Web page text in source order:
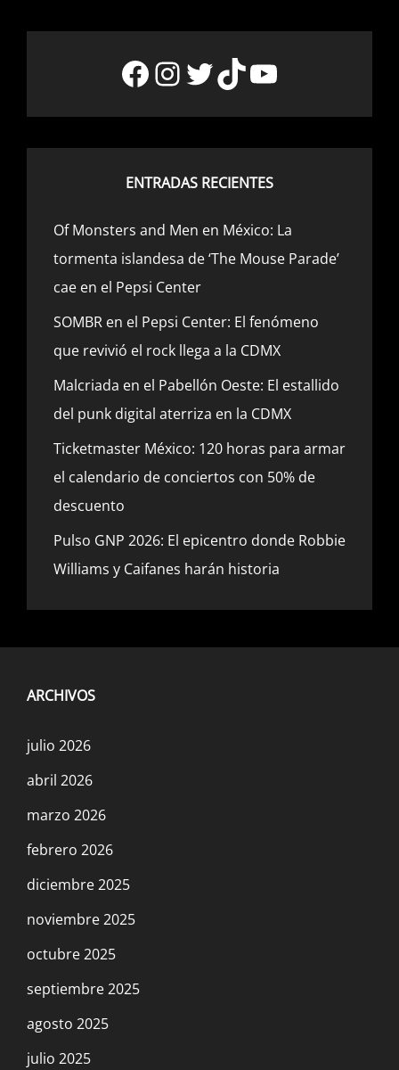
Facebook
Instagram
Twitter
TikTok
YouTube
ENTRADAS RECIENTES
Of Monsters and Men en México: La
tormenta islandesa de ‘The Mouse Parade’
cae en el Pepsi Center
SOMBR en el Pepsi Center: El fenómeno
que revivió el rock llega a la CDMX
Malcriada en el Pabellón Oeste: El estallido
del punk digital aterriza en la CDMX
Ticketmaster México: 120 horas para armar
el calendario de conciertos con 50% de
descuento
Pulso GNP 2026: El epicentro donde Robbie
Williams y Caifanes harán historia
ARCHIVOS
julio 2026
abril 2026
marzo 2026
febrero 2026
diciembre 2025
noviembre 2025
octubre 2025
septiembre 2025
agosto 2025
julio 2025